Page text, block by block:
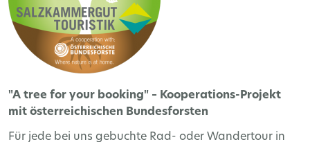
"A tree for your booking" – Kooperations-Projekt
mit österreichischen Bundesforsten
Für jede bei uns gebuchte Rad- oder Wandertour in